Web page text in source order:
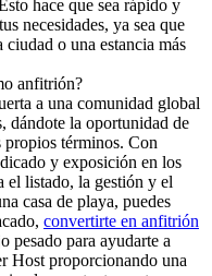
hace que sea rápido y
necesidades, ya sea que
ciudad o una estancia más
anfitrión?
a una comunidad global
dándote la oportunidad de
propios términos. Con
y exposición en los
el listado, la gestión y el
casa de playa, puedes
convertirte en anfitrión
pesado para ayudarte a
Host proporcionando una